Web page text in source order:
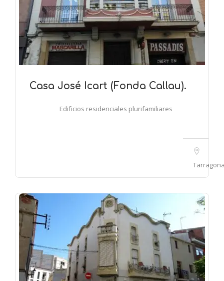
Casa José Icart (Fonda Callau).
Edificios residenciales plurifamiliares